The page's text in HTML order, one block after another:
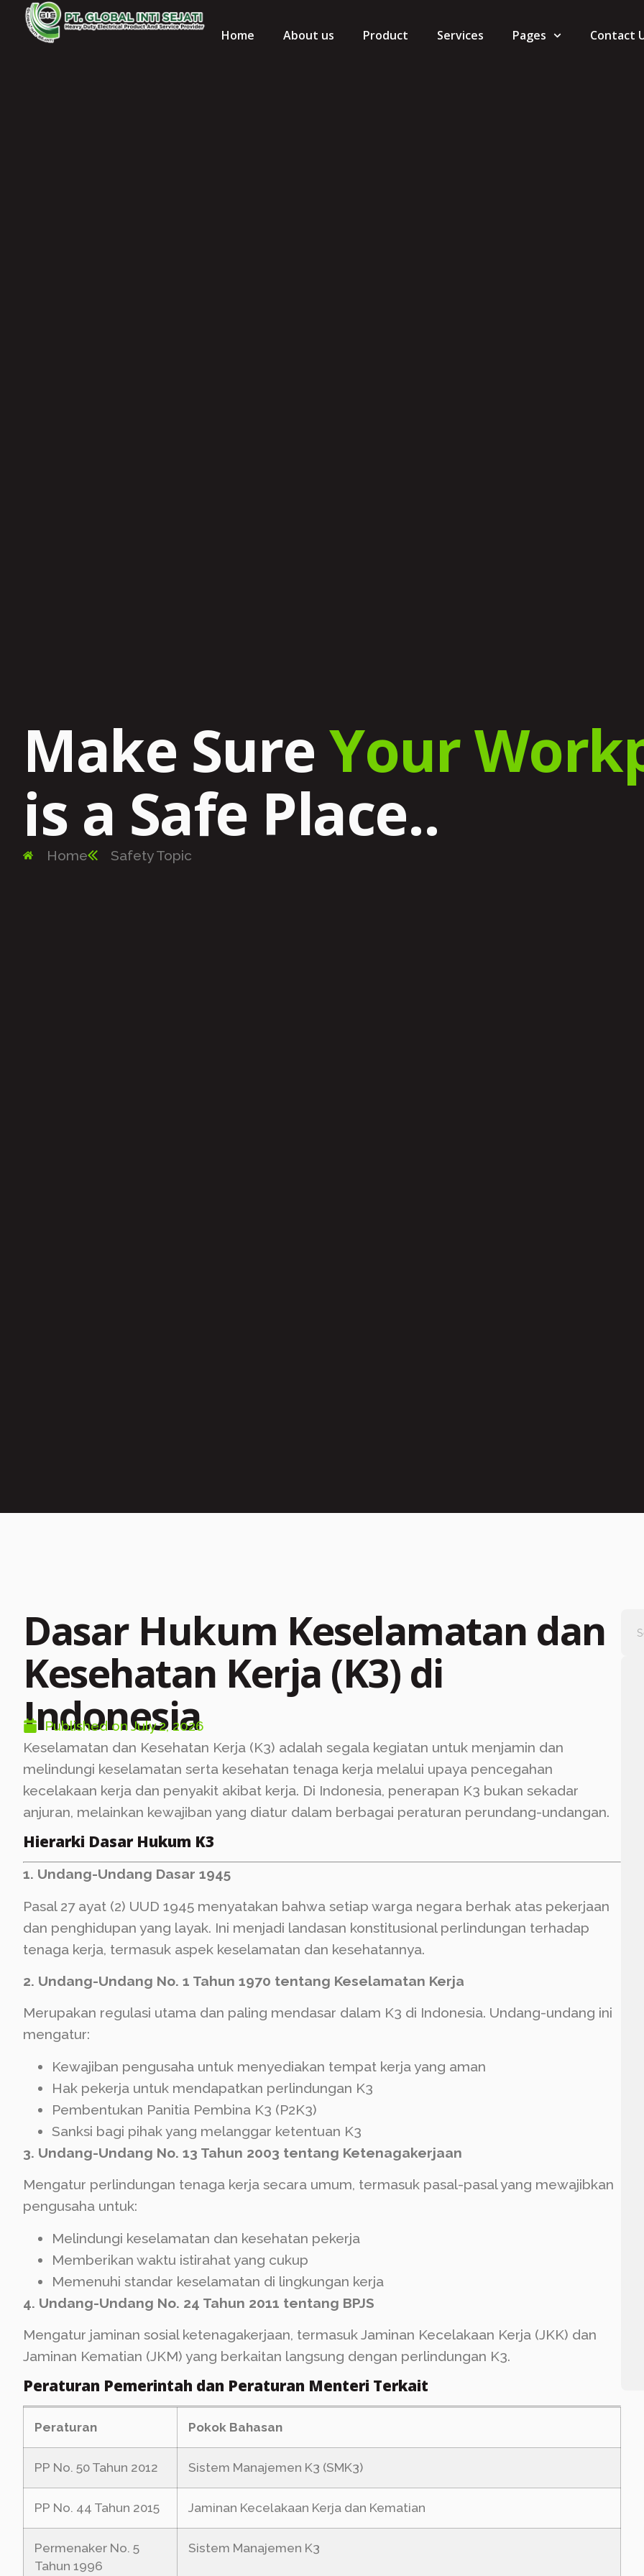
Home About us Product Services Pages Contact
Make SureYour
is a Safe Place..
Home Safety Topic
Dasar Hukum Keselamatan dan
Kesehatan Kerja (K3) di
Indonesia
Published on July 2, 2026
Keselamatan dan Kesehatan Kerja (K3) adalah segala kegiatan untuk menjamin dan
melindungi keselamatan serta kesehatan tenaga kerja melalui upaya pencegahan
kecelakaan kerja dan penyakit akibat kerja. Di Indonesia, penerapan K3 bukan sekadar
anjuran, melainkan kewajiban yang diatur dalam berbagai peraturan perundang-undangan.
Hierarki Dasar Hukum K3
1. Undang-Undang Dasar 1945
Pasal 27 ayat (2) UUD 1945 menyatakan bahwa setiap warga negara berhak atas pekerjaan
dan penghidupan yang layak. Ini menjadi landasan konstitusional perlindungan terhadap
tenaga kerja, termasuk aspek keselamatan dan kesehatannya.
2. Undang-Undang No. 1 Tahun 1970 tentang Keselamatan Kerja
Merupakan regulasi utama dan paling mendasar dalam K3 di Indonesia. Undang-undang ini
mengatur:
Kewajiban pengusaha untuk menyediakan tempat kerja yang aman
Hak pekerja untuk mendapatkan perlindungan K3
Pembentukan Panitia Pembina K3 (P2K3)
Sanksi bagi pihak yang melanggar ketentuan K3
3. Undang-Undang No. 13 Tahun 2003 tentang Ketenagakerjaan
Mengatur perlindungan tenaga kerja secara umum, termasuk pasal-pasal yang mewajibkan
pengusaha untuk:
Melindungi keselamatan dan kesehatan pekerja
Memberikan waktu istirahat yang cukup
Memenuhi standar keselamatan di lingkungan kerja
4. Undang-Undang No. 24 Tahun 2011 tentang BPJS
Mengatur jaminan sosial ketenagakerjaan, termasuk Jaminan Kecelakaan Kerja (JKK) dan
Jaminan Kematian (JKM) yang berkaitan langsung dengan perlindungan K3.
Peraturan Pemerintah dan Peraturan Menteri Terkait
Peraturan Pokok Bahasan
PP No. 50 Tahun 2012 Sistem Manajemen K3 (SMK3)
PP No. 44 Tahun 2015 Jaminan Kecelakaan Kerja dan Kematian
Permenaker No. 5
Tahun 1996
Sistem Manajemen K3